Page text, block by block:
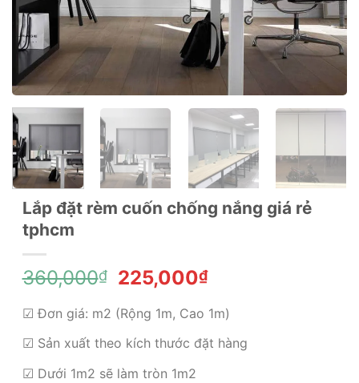
Lắp đặt rèm cuốn chống nắng giá rẻ
tphcm
360,000₫
Giá
là:
360,000₫.
225,000₫Giá
tại
là:
225,000₫.
☑ Đơn giá: m2 (Rộng 1m, Cao 1m)
☑ Sản xuất theo kích thước đặt hàng
☑ Dưới 1m2 sẽ làm tròn 1m2